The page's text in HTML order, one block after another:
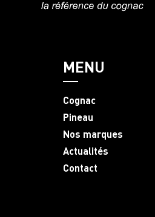
MENU
Cognac
Pineau
Nos marques
Actualités
Contact